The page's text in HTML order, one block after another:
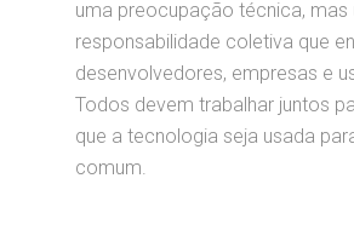
uma preocupação técnica, mas
responsabilidade coletiva que
desenvolvedores, empresas e
Todos devem trabalhar juntos
que a tecnologia seja usada
comum.